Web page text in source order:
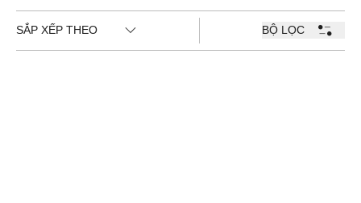
SẮP XẾP THEO BỘ LỌC